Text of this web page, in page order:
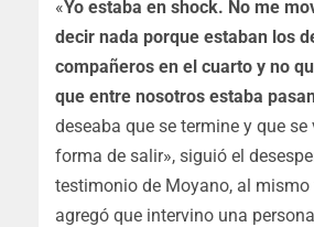
«Yo estaba en shock. No me
decir nada porque estaban los
compañeros en el cuarto y no
que entre nosotros estaba
deseaba que se termine y que se
forma de salir», siguió el
testimonio de Moyano, al
agregó que intervino una